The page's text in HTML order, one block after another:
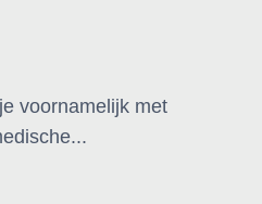
voornamelijk met